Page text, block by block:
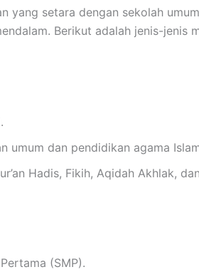
yang setara dengan sekolah
Berikut adalah jenis-jenis
umum dan pendidikan agama
Hadis, Fikih, Aqidah Akhlak,
(SMP).